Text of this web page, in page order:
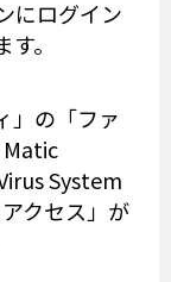
」の「ファ
Matic
System
クセス」が